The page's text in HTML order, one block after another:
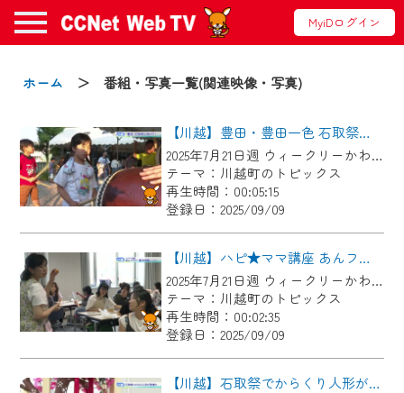
MyiDログイン
ホーム ＞ 番組・写真一覧(関連映像・写真)
【川越】豊田・豊田一色 石取祭に向けて!
2025年7月21日週 ウィークリーかわごえにて放送
テーマ：川越町のトピックス
再生時間：00:05:15
登録日：2025/09/09
【川越】ハピ★ママ講座 あんフラワー製作体験レッスン
2025年7月21日週 ウィークリーかわごえにて放送
テーマ：川越町のトピックス
再生時間：00:02:35
登録日：2025/09/09
【川越】石取祭でからくり人形が登場！？
お知らせ
2024/09/02
動画配信サービス『CCNet Web TV』は2024
年9月24日からリニューアルします！
【変更点】
◆デザイン変更により、お住まいの地域
の動画コンテンツが一目瞭然。
◆当社アプリやＰＣブラウザから、いつ
でも・どこでも・外出先でも！
CCNetサービスエリア20市町の地域情報
番組をご視聴いただけます！